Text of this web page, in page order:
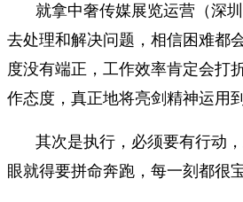
就拿中奢传媒展览运营（深
去处理和解决问题，相信困难都
度没有端正，工作效率肯定会打
作态度，真正地将亮剑精神运用
其次是执行，必须要有行动
眼就得要拼命奔跑，每一刻都很